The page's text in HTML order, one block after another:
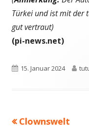
Türkei und ist mit der
gut vertraut)
(pi-news.net)
Veröffentlicht
15. Januar 2024
Vorheriger
Clownswelt